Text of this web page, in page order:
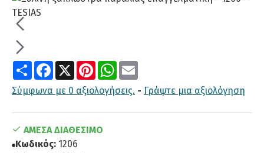
ShareFacebook
X PinterestWhatsApp
Σύμφωνα με 0 αξιολογήσεις. - Γράψτε μια αξιολόγηση
ΆΜΕΣΑ ΔΙΑΘΈΣΙΜΟ
Κωδικός: 1206